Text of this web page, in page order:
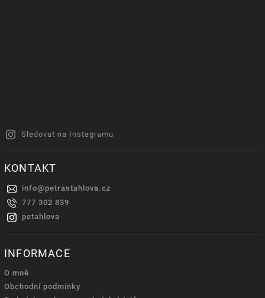
Sledovat na Instagramu
KONTAKT
info@petrastahlova.cz
777 302 839
pstahlova
INFORMACE
O mně
Obchodní podmínky